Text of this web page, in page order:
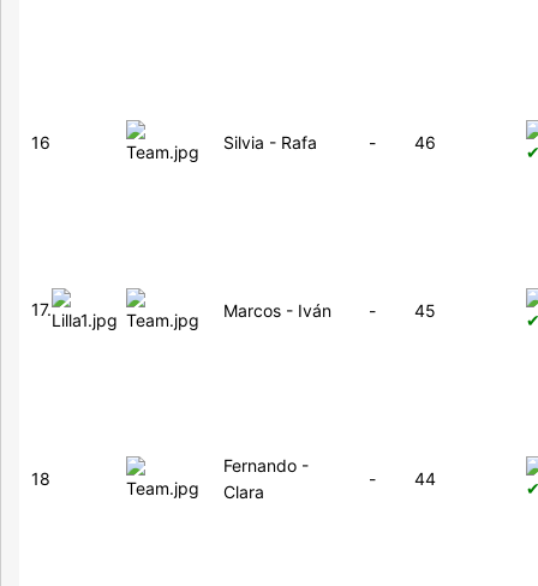
16 Silvia - Rafa - 46
17. Marcos - Iván - 45
18
Fernando -
Clara
- 44